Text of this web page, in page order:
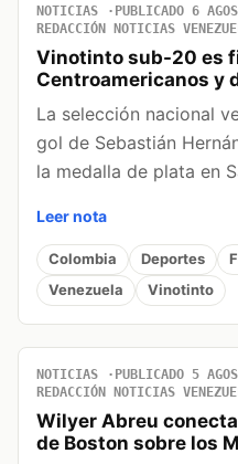
NOTICIAS PUBLICADO 6
REDACCIÓN NOTICIAS
Vinotinto sub-20 es
Centroamericanos y
La selección nacional
gol de Sebastián
la medalla de plata en
Leer nota
Colombia Deportes
Venezuela
Vinotinto
NOTICIAS PUBLICADO 5
REDACCIÓN NOTICIAS
Wilyer Abreu
de Boston sobre los